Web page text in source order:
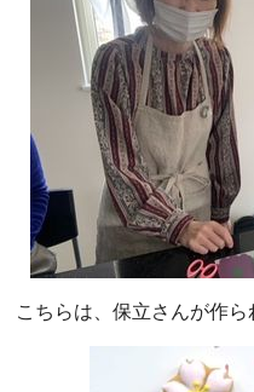
こちらは、保立さんが作